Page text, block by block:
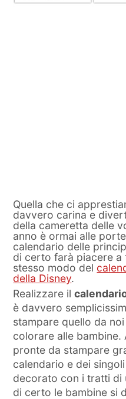
Quella che ci
davvero carina e
della cameretta delle
anno è ormai alle
calendario delle
di certo farà piacere a
stesso modo del
della Disney.
Realizzare il
è davvero
stampare quello da
colorare alle
pronte da stampare
calendario e dei
decorato con i tratti di
di certo le bambine si